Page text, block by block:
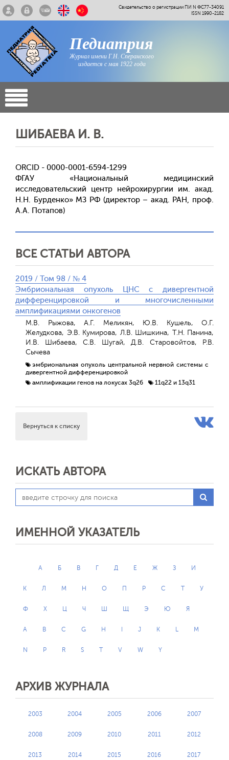
Свидетельство о регистрации ПИ N ФС77-34091
ISSN 1990-2182
Педиатрия
Журнал имени Г.Н. Сперанского
издается с мая 1922 года
ШИБАЕВА И. В.
ORCID - 0000-0001-6594-1299
ФГАУ «Национальный медицинский
исследовательский центр нейрохирургии им. акад.
Н.Н. Бурденко» МЗ РФ (директор – акад. РАН, проф.
А.А. Потапов)
ВСЕ СТАТЬИ АВТОРА
2019 / Том 98 / № 4
Эмбриональная опухоль ЦНС с дивергентной
дифференцировкой и многочисленными
амплификациями онкогенов
М.В. Рыжова, А.Г. Меликян, Ю.В. Кушель, О.Г.
Желудкова, Э.В. Кумирова, Л.В. Шишкина, Т.Н. Панина,
И.В. Шибаева, С.В. Шугай, Д.В. Старовойтов, Р.В.
Сычева
эмбриональная опухоль центральной нервной системы с
дивергентной дифференцировкой
амплификации генов на локусах 3q26
11q22 и 13q31
Вернуться к списку
ИСКАТЬ АВТОРА
ИМЕННОЙ УКАЗАТЕЛЬ
А Б В Г Д Е Ж З И
К Л М Н О П Р С Т У
Ф Х Ц Ч Ш Щ Э Ю Я
A B C G H J K L M
N P R S T V W Y
АРХИВ ЖУРНАЛА
2003 2004 2005 2006 2007
2008 2009 2010 2011 2012
2013 2014 2015 2016 2017